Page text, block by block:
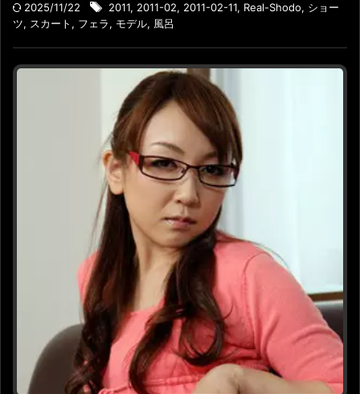
2025/11/22 2011, 2011-02, 2011-02-11, Real-Shodo, ショー
ツ, スカート , フェラ, モデル, 風呂